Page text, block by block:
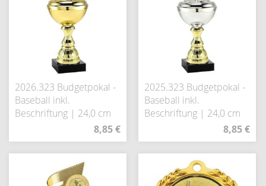
2026.323 Budgetpokal -
Baseball inkl.
Beschriftung | 24,0 cm
8,85 €
2025.323 Budgetpokal -
Baseball inkl.
Beschriftung | 24,0 cm
8,85 €